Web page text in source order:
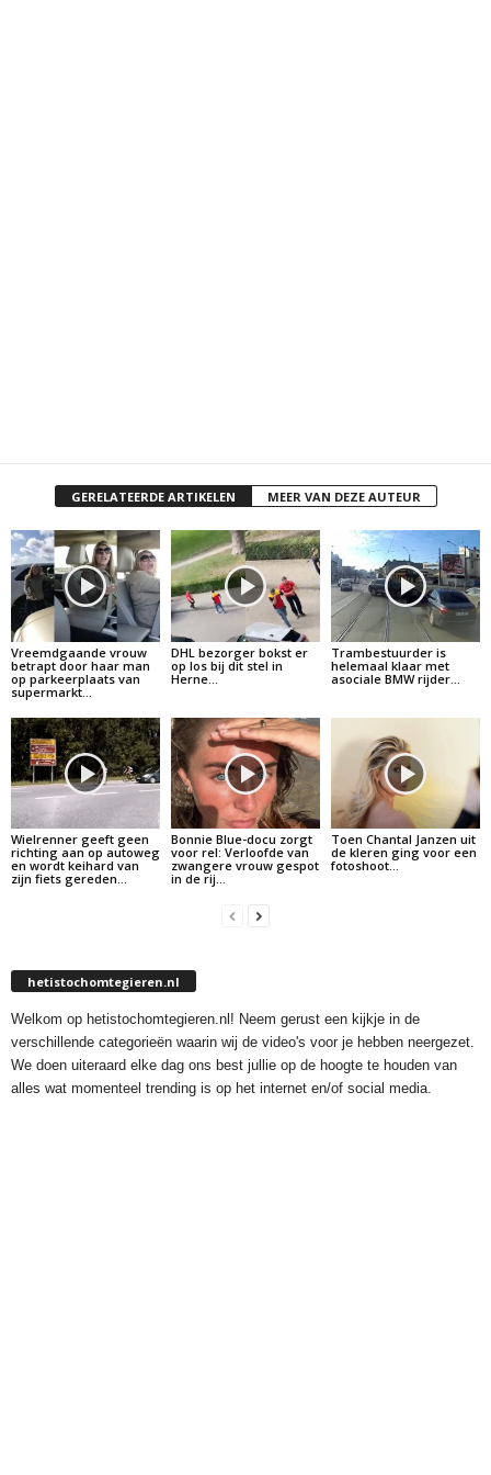
GERELATEERDE ARTIKELEN MEER VAN DEZE AUTEUR
Vreemdgaande vrouw
betrapt door haar man
op parkeerplaats van
supermarkt…
DHL bezorger bokst er
op los bij dit stel in
Herne…
Trambestuurder is
helemaal klaar met
asociale BMW rijder…
Wielrenner geeft geen
richting aan op autoweg
en wordt keihard van
zijn fiets gereden…
Bonnie Blue-docu zorgt
voor rel: Verloofde van
zwangere vrouw gespot
in de rij…
Toen Chantal Janzen uit
de kleren ging voor een
fotoshoot…
hetistochomtegieren.nl
Welkom op hetistochomtegieren.nl! Neem gerust een kijkje in de
verschillende categorieën waarin wij de video's voor je hebben neergezet.
We doen uiteraard elke dag ons best jullie op de hoogte te houden van
alles wat momenteel trending is op het internet en/of social media.